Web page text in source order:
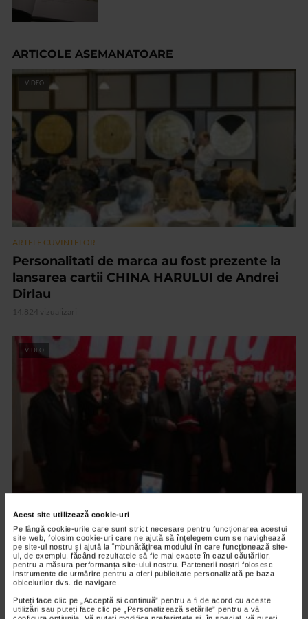
Acest site utilizează cookie-uri
Pe lângă cookie-urile care sunt strict necesare pentru funcționarea acestui
site web, folosim cookie-uri care ne ajută să înțelegem cum se navighează
pe site-ul nostru și ajută la îmbunătățirea modului în care funcționează site-
ul, de exemplu, făcând rezultatele să fie mai exacte în cazul căutărilor,
pentru a măsura performanța site-ului nostru. Partenerii noștri folosesc
instrumente de urmărire pentru a oferi publicitate personalizată pe baza
obiceiurilor dvs. de navigare.
Puteți face clic pe „Acceptă si continuă” pentru a fi de acord cu aceste
utilizări sau puteți face clic pe „Personalizează setările” pentru a vă
ARTICOLE ASEMANATOARE
VIDEO
ARTELE CUVINTELOR
Personalitati de marca au fost prezente la
lansarea cartii CHINA HARULUI de Andrei
Dirlau
14.824 vizualizari
VIDEO
ARTELE CUVINTELOR
Gala Fundatiei “Romania 2000” – In
Memoriam ION MARIN
29.238 vizualizari
VIDEO